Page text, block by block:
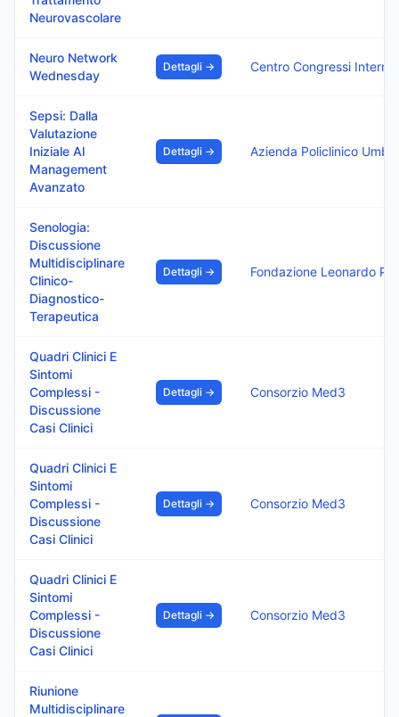
Neurovascolare
Neuro Network
Wednesday
Dettagli →
Sepsi: Dalla
Valutazione
Iniziale Al
Management
Avanzato
Dettagli →
Senologia:
Discussione
Multidisciplinare
Clinico-
Diagnostico-
Terapeutica
Dettagli →
Quadri Clinici E
Sintomi
Complessi -
Discussione
Casi Clinici
Dettagli → Consorzio Med3
Quadri Clinici E
Sintomi
Complessi -
Discussione
Casi Clinici
Dettagli → Consorzio Med3
Quadri Clinici E
Sintomi
Complessi -
Discussione
Casi Clinici
Dettagli → Consorzio Med3
Riunione
Multidisciplinare